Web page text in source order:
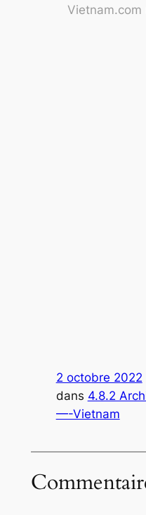
Vietnam.com
2 octobre 2022
dans 4.8.2
—-Vietnam